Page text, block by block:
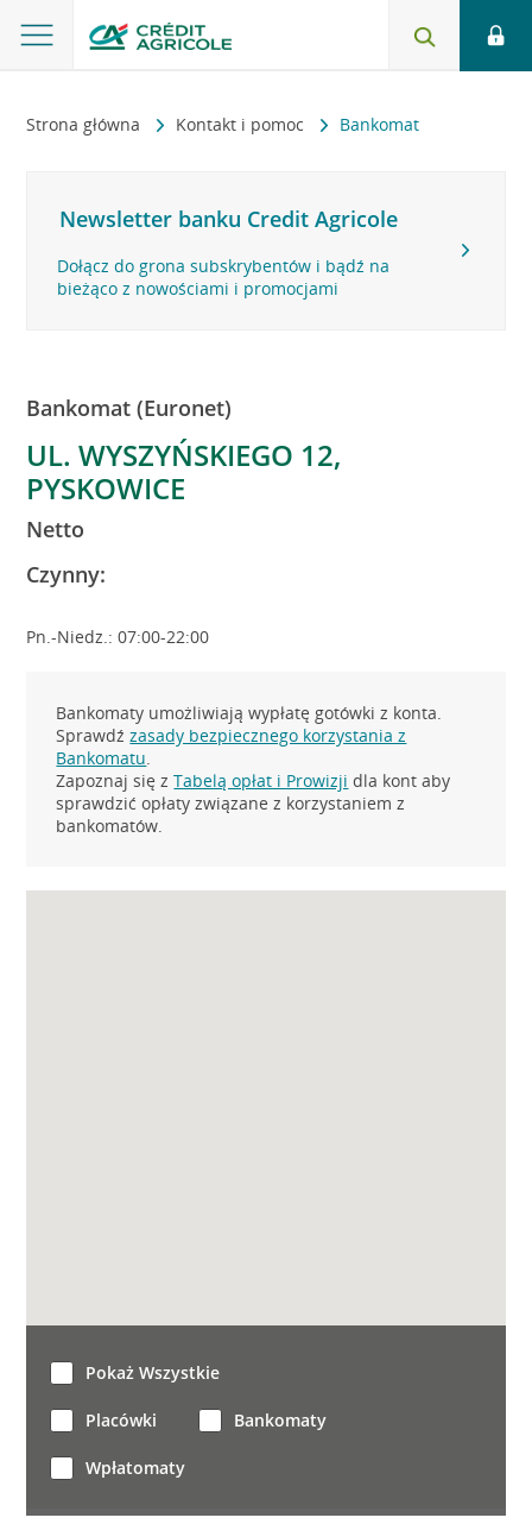
Strona główna Kontakt i pomoc Bankomat
Newsletter banku Credit Agricole
Dołącz do grona subskrybentów i bądź na
bieżąco z nowościami i promocjami
Bankomat (Euronet)
UL. WYSZYŃSKIEGO 12,
PYSKOWICE
Netto
Czynny:
Pn.-Niedz.: 07:00-22:00
Bankomaty umożliwiają wypłatę gotówki z konta.
Sprawdźzasady bezpiecznego korzystania z
Bankomatu.
Zapoznaj się zTabelą opłat i Prowizji dla kont aby
sprawdzić opłaty związane z korzystaniem z
bankomatów.
Pokaż Wszystkie
Placówki Bankomaty
Wpłatomaty